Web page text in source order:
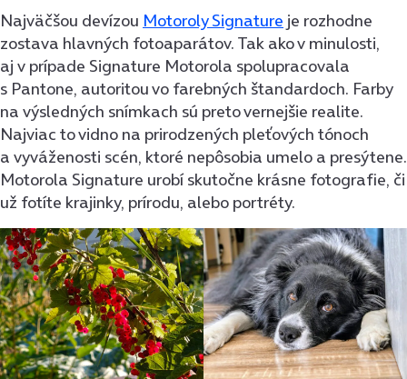
Najväčšou devízou Motoroly Signature je rozhodne
zostava hlavných fotoaparátov. Tak ako v minulosti,
aj v prípade Signature Motorola spolupracovala
s Pantone, autoritou vo farebných štandardoch. Farby
na výsledných snímkach sú preto vernejšie realite.
Najviac to vidno na prirodzených pleťových tónoch
a vyváženosti scén, ktoré nepôsobia umelo a presýtene.
Motorola Signature urobí skutočne krásne fotografie, či
už fotíte krajinky, prírodu, alebo portréty.